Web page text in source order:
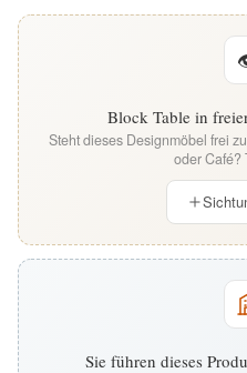
Block Table in
Steht dieses Designmöbel frei
oder Café?
Sie führen dieses